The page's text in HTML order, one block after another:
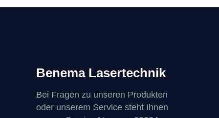
Benema Lasertechnik
Bei Fragen zu unseren Produkten
oder unserem Service steht Ihnen